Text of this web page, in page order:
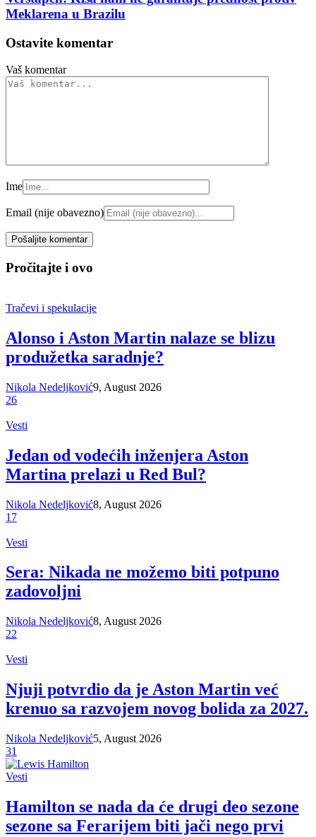
Meklarena u Brazilu
Ostavite komentar
Vaš komentar
Ime
Email (nije obavezno)
Pročitajte i ovo
Tračevi i spekulacije
Alonso i Aston Martin nalaze se blizu
produžetka saradnje?
Nikola Nedeljković9, August 2026
26
Vesti
Jedan od vodećih inženjera Aston
Martina prelazi u Red Bul?
Nikola Nedeljković8, August 2026
17
Vesti
Sera: Nikada ne možemo biti potpuno
zadovoljni
Nikola Nedeljković8, August 2026
22
Vesti
Njuji potvrdio da je Aston Martin već
krenuo sa razvojem novog bolida za 2027.
Nikola Nedeljković5, August 2026
31
Vesti
Hamilton se nada da će drugi deo sezone
sezone sa Ferarijem biti jači nego prvi